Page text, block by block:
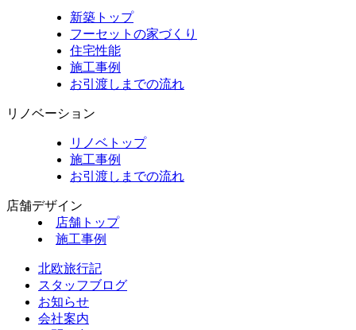
新築トップ
フーセットの家づくり
住宅性能
施工事例
お引渡しまでの流れ
リノベーション
リノベトップ
施工事例
お引渡しまでの流れ
店舗デザイン
店舗トップ
施工事例
北欧旅行記
スタッフブログ
お知らせ
会社案内